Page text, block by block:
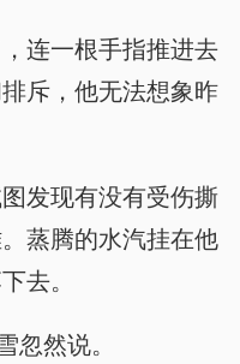
连一根手指推进去
斥，他无法想象昨
发现有没有受伤撕
蒸腾的水汽挂在他
去。
忽然说。